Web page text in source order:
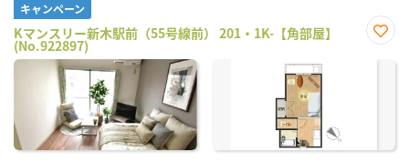
キャンペーン
Kマンスリー新木駅前（55号線前） 201・1K-【角部屋】
(No.922897)
に入